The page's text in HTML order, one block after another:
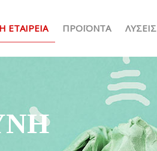
Η ΕΤΑΙΡΕΊΑ ΠΡΟΪΌΝΤΑ ΛΎΣΕΙΣ